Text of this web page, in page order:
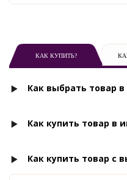
КАК КУПИТЬ?
Как выбрать товар
Как купить товар в
Как купить товар с